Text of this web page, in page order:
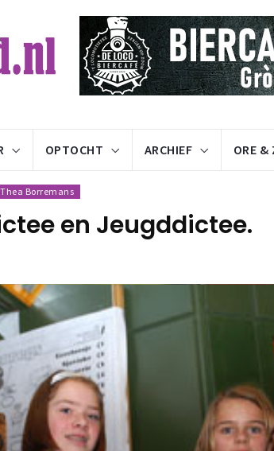
OPTOCHT ARCHIEF ORE &
Thea Borremans
en Jeugddictee.